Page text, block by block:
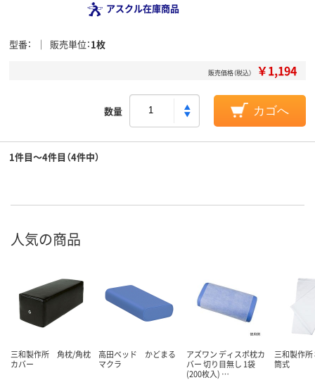
アスクル在庫商品
型番 販売単位 1枚
販売価格（税込） ￥1,194
数量 カゴへ
1件目～4件目（4件中）
人気の商品
三和製作所 角枕/角枕
カバー
高田ベッド かどまる
マクラ
アズワン ディスポ枕カ
バー 切り目無し 1袋
(200枚入) …
三和製作
筒式